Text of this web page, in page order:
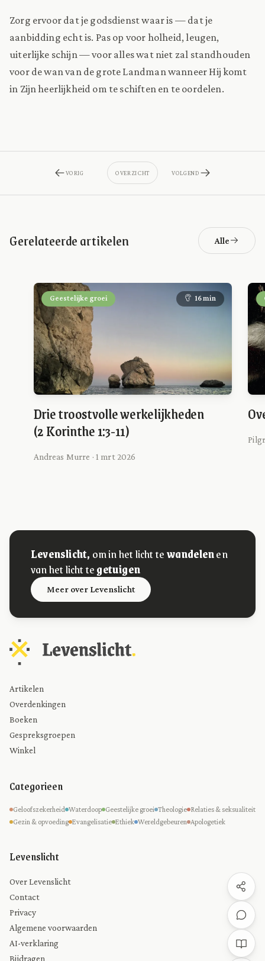
Zorg ervoor dat je godsdienst waar is — dat je
aanbidding echt is. Pas op voor holheid, leugen,
uiterlijke schijn — voor alles wat niet zal standhouden
voor de wan van de grote Landman wanneer Hij komt
in Zijn heerlijkheid om te schiften en te oordelen.
VORIG OVERZICHT VOLGEND
Gerelateerde artikelen Alle
Geestelijke groei 16 min
Drie troostvolle werkelijkheden
(2 Korinthe 1:3-11)
Andreas Murre · 1 mrt 2026
Levenslicht, om in het licht tewandelenen
van het licht tegetuigen
Meer over Levenslicht
Artikelen
Overdenkingen
Boeken
Gespreksgroepen
Winkel
Categorieen
Geloofszekerheid Waterdoop Geestelijke groei Theologie Relaties & seksualiteit
Gezin & opvoeding Evangelisatie Ethiek Wereldgebeuren Apologetiek
Levenslicht
Over Levenslicht
Contact
Privacy
Algemene voorwaarden
AI-verklaring
Bijdragen